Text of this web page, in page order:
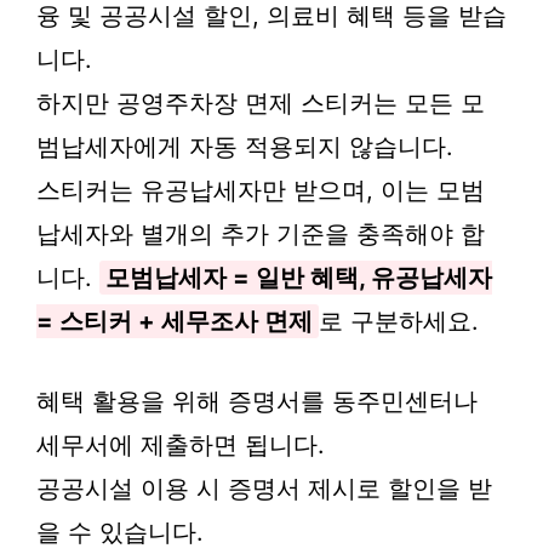
융 및 공공시설 할인, 의료비 혜택 등을 받습
니다.
하지만 공영주차장 면제 스티커는 모든 모
범납세자에게 자동 적용되지 않습니다.
스티커는 유공납세자만 받으며, 이는 모범
납세자와 별개의 추가 기준을 충족해야 합
니다. 모범납세자 = 일반 혜택, 유공납세자
= 스티커 + 세무조사 면제 로 구분하세요.
혜택 활용을 위해 증명서를 동주민센터나
세무서에 제출하면 됩니다.
공공시설 이용 시 증명서 제시로 할인을 받
을 수 있습니다.